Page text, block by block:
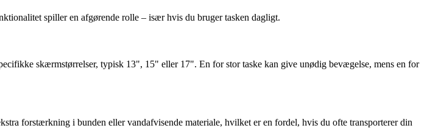
spiller en afgørende rolle – især hvis du bruger tasken dagligt.
skærmstørrelser, typisk 13", 15" eller 17". En for stor taske kan give unødig bevægelse, mens en for
forstærkning i bunden eller vandafvisende materiale, hvilket er en fordel, hvis du ofte transporterer din